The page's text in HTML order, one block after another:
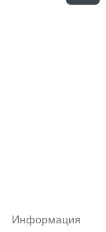
Информация